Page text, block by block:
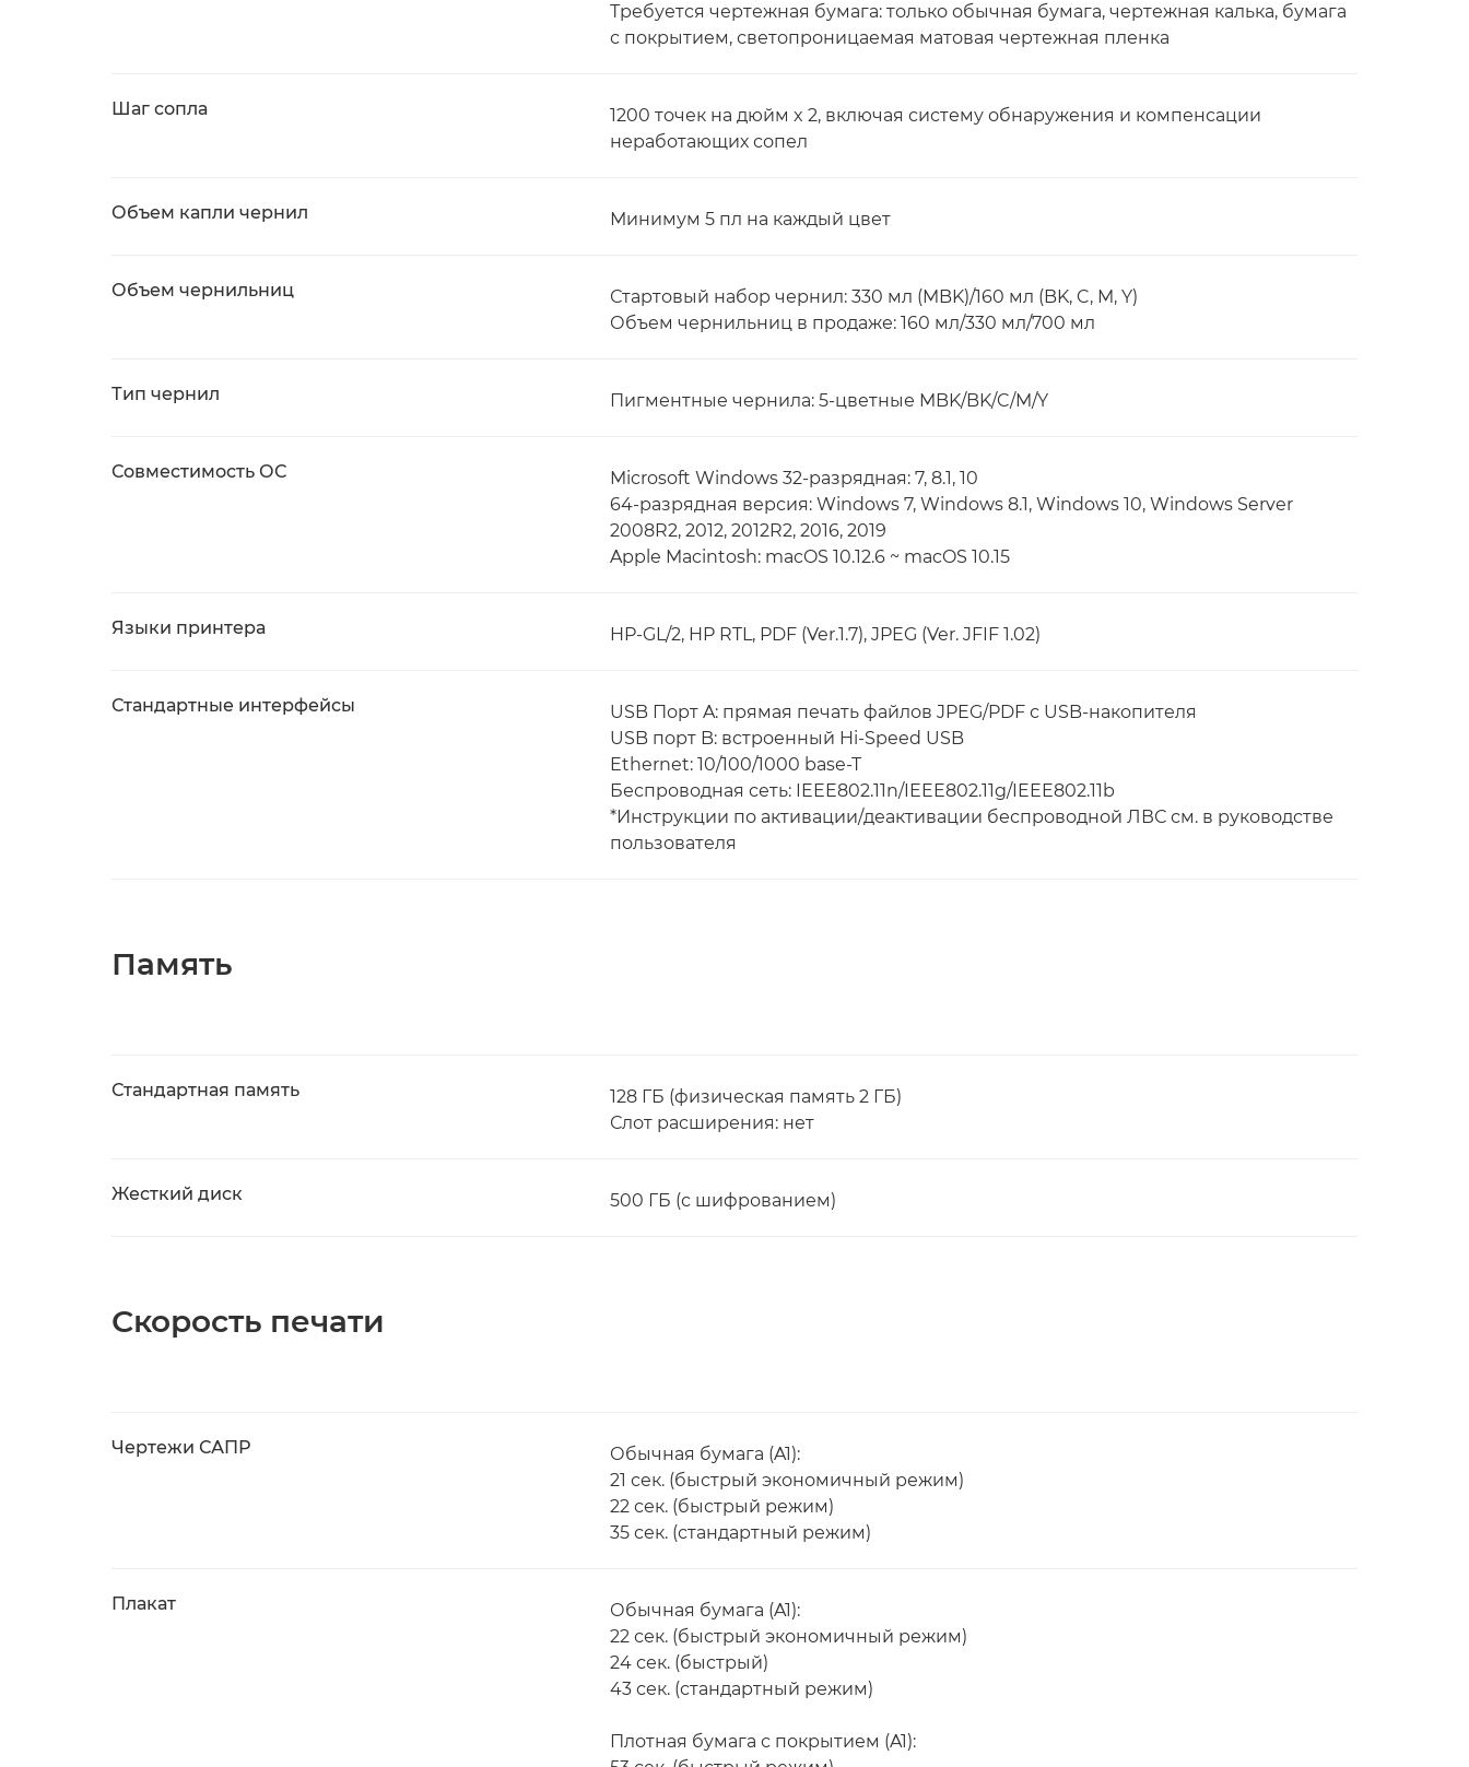
Требуется чертежная бумага: только обычная бумага, чертежная калька, бумага
с покрытием, светопроницаемая матовая чертежная пленка
Шаг сопла
1200 точек на дюйм x 2, включая систему обнаружения и компенсации
неработающих сопел
Объем капли чернил Минимум 5 пл на каждый цвет
Объем чернильниц
Стартовый набор чернил: 330 мл (MBK)/160 мл (BK, C, M, Y)
Объем чернильниц в продаже: 160 мл/330 мл/700 мл
Тип чернил Пигментные чернила: 5-цветные MBK/BK/C/M/Y
Совместимость ОС
Microsoft Windows 32-разрядная: 7, 8.1, 10
64-разрядная версия: Windows 7, Windows 8.1, Windows 10, Windows Server
2008R2, 2012, 2012R2, 2016, 2019
Apple Macintosh: macOS 10.12.6 ~ macOS 10.15
Языки принтера HP-GL/2, HP RTL, PDF (Ver.1.7), JPEG (Ver. JFIF 1.02)
Стандартные интерфейсы
USB Порт A: прямая печать файлов JPEG/PDF с USB-накопителя
USB порт B: встроенный Hi-Speed USB
Ethernet: 10/100/1000 base-T
Беспроводная сеть: IEEE802.11n/IEEE802.11g/IEEE802.11b
*Инструкции по активации/деактивации беспроводной ЛВС см. в руководстве
пользователя
Память
Стандартная память
128 ГБ (физическая память 2 ГБ)
Слот расширения: нет
Жесткий диск 500 ГБ (с шифрованием)
Скорость печати
Чертежи САПР
Обычная бумага (A1):
21 сек. (быстрый экономичный режим)
22 сек. (быстрый режим)
35 сек. (стандартный режим)
Плакат
Обычная бумага (A1):
22 сек. (быстрый экономичный режим)
24 сек. (быстрый)
43 сек. (стандартный режим)
Плотная бумага с покрытием (A1):